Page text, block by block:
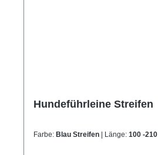
Hundeführleine Streifen
Farbe: Blau Streifen | Länge: 100 -